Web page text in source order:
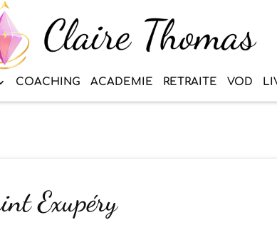
COACHING ACADEMIE RETRAITE VOD
Exupéry